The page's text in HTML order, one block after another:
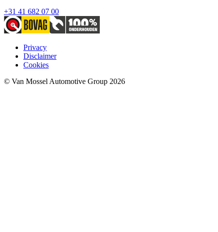
+31 41 682 07 00
Privacy
Disclaimer
Cookies
© Van Mossel Automotive Group 2026